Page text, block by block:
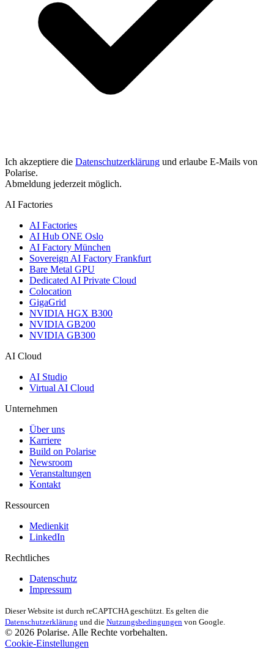
Ich akzeptiere die Datenschutzerklärung und erlaube E-Mails von
Polarise.
Abmeldung jederzeit möglich.
AI Factories
AI Factories
AI Hub ONE Oslo
AI Factory München
Sovereign AI Factory Frankfurt
Bare Metal GPU
Dedicated AI Private Cloud
Colocation
GigaGrid
NVIDIA HGX B300
NVIDIA GB200
NVIDIA GB300
AI Cloud
AI Studio
Virtual AI Cloud
Unternehmen
Über uns
Karriere
Build on Polarise
Newsroom
Veranstaltungen
Kontakt
Ressourcen
Medienkit
LinkedIn
Rechtliches
Datenschutz
Impressum
Dieser Website ist durch reCAPTCHA geschützt. Es gelten die
Datenschutzerklärung und die Nutzungsbedingungen von Google.
© 2026 Polarise. Alle Rechte vorbehalten.
Cookie-Einstellungen